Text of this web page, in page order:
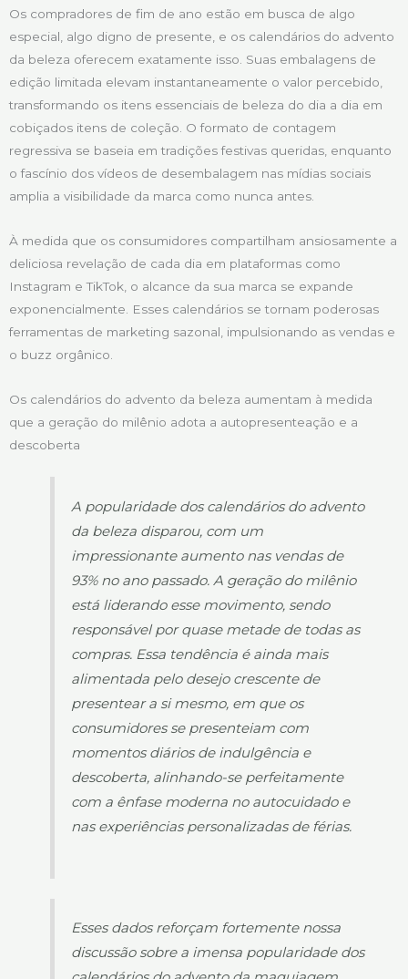
Os compradores de fim de ano estão em busca de algo
especial, algo digno de presente, e os calendários do advento
da beleza oferecem exatamente isso. Suas embalagens de
edição limitada elevam instantaneamente o valor percebido,
transformando os itens essenciais de beleza do dia a dia em
cobiçados itens de coleção. O formato de contagem
regressiva se baseia em tradições festivas queridas, enquanto
o fascínio dos vídeos de desembalagem nas mídias sociais
amplia a visibilidade da marca como nunca antes.
À medida que os consumidores compartilham ansiosamente a
deliciosa revelação de cada dia em plataformas como
Instagram e TikTok, o alcance da sua marca se expande
exponencialmente. Esses calendários se tornam poderosas
ferramentas de marketing sazonal, impulsionando as vendas e
o buzz orgânico.
Os calendários do advento da beleza aumentam à medida
que a geração do milênio adota a autopresenteação e a
descoberta
A popularidade dos calendários do advento
da beleza disparou, com um
impressionante aumento nas vendas de
93% no ano passado. A geração do milênio
está liderando esse movimento, sendo
responsável por quase metade de todas as
compras. Essa tendência é ainda mais
alimentada pelo desejo crescente de
presentear a si mesmo, em que os
consumidores se presenteiam com
momentos diários de indulgência e
descoberta, alinhando-se perfeitamente
com a ênfase moderna no autocuidado e
nas experiências personalizadas de férias.
Esses dados reforçam fortemente nossa
discussão sobre a imensa popularidade dos